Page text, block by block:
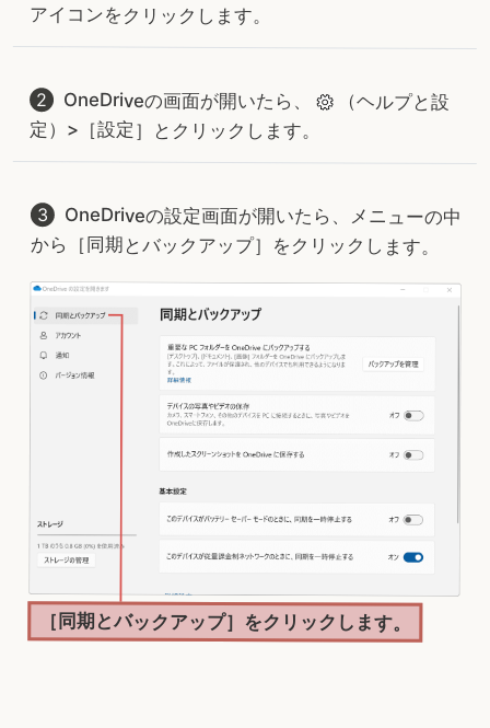
アイコンをクリックします。
OneDriveの画面が開いたら、 （ヘルプと設
定）>［設定］とクリックします。
OneDriveの設定画面が開いたら、メニューの中
から［同期とバックアップ］をクリックします。
［同期とバックアップ］をクリックします。